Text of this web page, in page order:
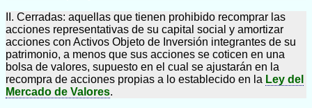
II. Cerradas: aquellas que tienen prohibido recomprar las
acciones representativas de su capital social y amortizar
acciones con Activos Objeto de Inversión integrantes de su
patrimonio, a menos que sus acciones se coticen en una
bolsa de valores, supuesto en el cual se ajustarán en la
recompra de acciones propias a lo establecido en la Ley del
Mercado de Valores.